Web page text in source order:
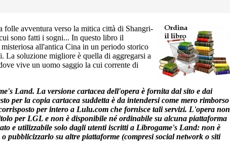
folle avventura verso la mitica città di Shangri-
sono fatti i sogni... In questo libro il
all'antica Cina in un periodo storico
La soluzione migliore è quella di aggregarsi a
vive un uomo saggio la cui corrente di
Land. La versione cartacea dell'opera è fornita dal sito e dai
per la copia cartacea suddetta è da intendersi come mero rimborso
per intero a Lulu.com che fornisce tali servizi. L'opera non
per LGL e non è disponibile né ordinabile su alcuna piattaforma
e utilizzabile solo dagli utenti iscritti a Librogame's Land: non è
pubblicizzarlo su altre piattaforme (compresi social network o siti